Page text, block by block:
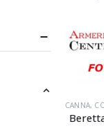
CANNA,